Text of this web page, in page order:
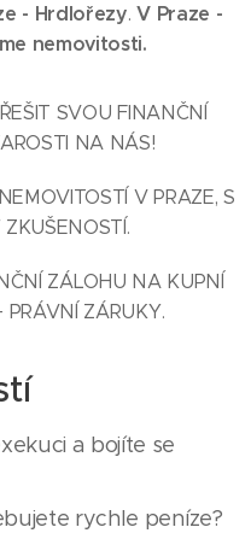
- Hrdlořezy. V Praze -
nemovitosti.
SVOU FINANČNÍ
NA NÁS!
V PRAZE, S
ZÁLOHU NA KUPNÍ
ZÁRUKY.
a bojíte se
rychle peníze?